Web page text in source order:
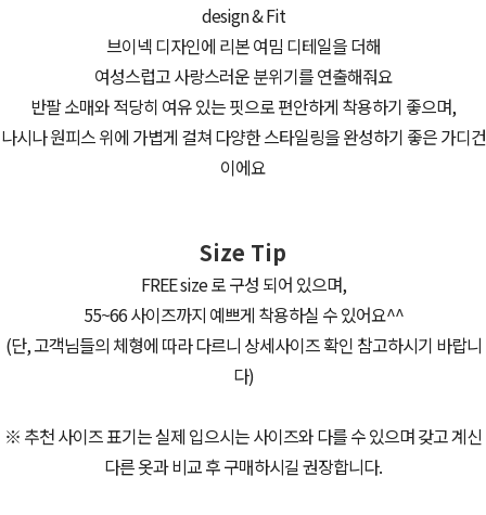
design & Fit
브이넥 디자인에 리본 여밈 디테일을 더해
여성스럽고 사랑스러운 분위기를 연출해줘요
반팔 소매와 적당히 여유 있는 핏으로 편안하게 착용하기 좋으며,
나시나 원피스 위에 가볍게 걸쳐 다양한 스타일링을 완성하기 좋은 가디건
이에요
Size Tip
FREE size 로 구성 되어 있으며,
55~66 사이즈까지 예쁘게 착용하실 수 있어요^^
(단, 고객님들의 체형에 따라 다르니 상세사이즈 확인 참고하시기 바랍니
다)
※ 추천 사이즈 표기는 실제 입으시는 사이즈와 다를 수 있으며 갖고 계신
다른 옷과 비교 후 구매하시길 권장합니다.